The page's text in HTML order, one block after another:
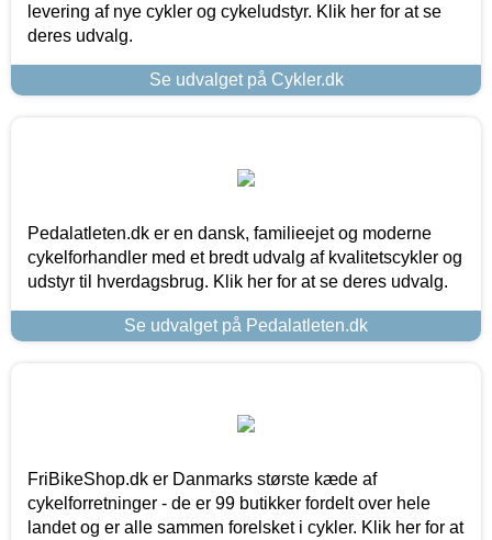
levering af nye cykler og cykeludstyr. Klik her for at se
deres udvalg.
Se udvalget på Cykler.dk
Pedalatleten.dk er en dansk, familieejet og moderne
cykelforhandler med et bredt udvalg af kvalitetscykler og
udstyr til hverdagsbrug. Klik her for at se deres udvalg.
Se udvalget på Pedalatleten.dk
FriBikeShop.dk er Danmarks største kæde af
cykelforretninger - de er 99 butikker fordelt over hele
landet og er alle sammen forelsket i cykler. Klik her for at